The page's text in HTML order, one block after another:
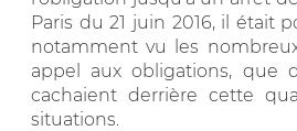
Paris du 21 juin 2016, il était
notamment vu les
appel aux obligations, que
cachaient derrière cette
situations.